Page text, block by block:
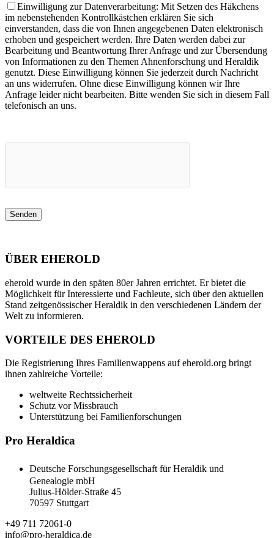
Einwilligung zur Datenverarbeitung: Mit Setzen des Häkchens
im nebenstehenden Kontrollkästchen erklären Sie sich
einverstanden, dass die von Ihnen angegebenen Daten elektronisch
erhoben und gespeichert werden. Ihre Daten werden dabei zur
Bearbeitung und Beantwortung Ihrer Anfrage und zur Übersendung
von Informationen zu den Themen Ahnenforschung und Heraldik
genutzt. Diese Einwilligung können Sie jederzeit durch Nachricht
an uns widerrufen. Ohne diese Einwilligung können wir Ihre
Anfrage leider nicht bearbeiten. Bitte wenden Sie sich in diesem Fall
telefonisch an uns.
ÜBER EHEROLD
eherold wurde in den späten 80er Jahren errichtet. Er bietet die
Möglichkeit für Interessierte und Fachleute, sich über den aktuellen
Stand zeitgenössischer Heraldik in den verschiedenen Ländern der
Welt zu informieren.
VORTEILE DES EHEROLD
Die Registrierung Ihres Familienwappens auf eherold.org bringt
ihnen zahlreiche Vorteile:
weltweite Rechtssicherheit
Schutz vor Missbrauch
Unterstützung bei Familienforschungen
Pro Heraldica
Deutsche Forschungsgesellschaft für Heraldik und
Genealogie mbH
Julius-Hölder-Straße 45
70597 Stuttgart
+49 711 72061-0
info@pro-heraldica.de